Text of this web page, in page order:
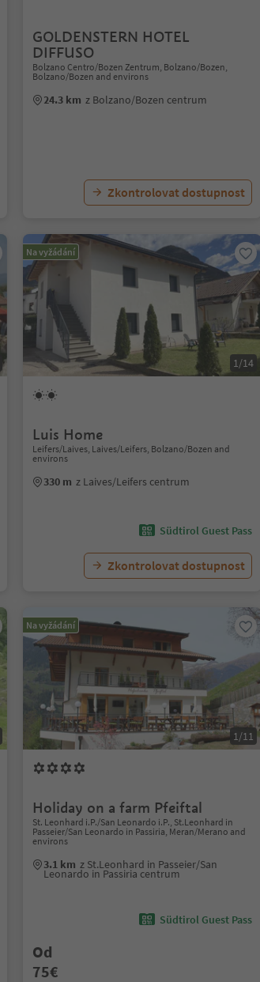
GOLDENSTERN HOTEL
DIFFUSO
Bolzano Centro/Bozen Zentrum, Bolzano/Bozen,
Bolzano/Bozen and environs
24.3 km z Bolzano/Bozen centrum
Zkontrolovat dostupnost
Na vyžádání
1/14
Luis Home
Leifers/Laives, Laives/Leifers, Bolzano/Bozen and
environs
330 m z Laives/Leifers centrum
Südtirol Guest Pass
Zkontrolovat dostupnost
Na vyžádání
1/11
Holiday on a farm Pfeiftal
St. Leonhard i.P./San Leonardo i.P., St.Leonhard in
Passeier/San Leonardo in Passiria, Meran/Merano and
environs
3.1 km z St.Leonhard in Passeier/San
Leonardo in Passiria centrum
Südtirol Guest Pass
Od
75€